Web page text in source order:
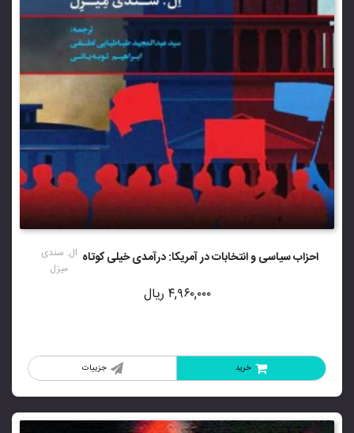
احزاب سیاسی و انتخابات در آمریکا: درآمدی خیلی کوتاه ال. سندی
میزل
۴,۹۶۰,۰۰۰ ریال
جزییات خرید